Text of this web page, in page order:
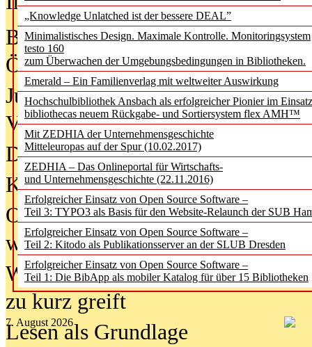
„Knowledge Unlatched ist der bessere DEAL”
Minimalistisches Design. Maximale Kontrolle. Monitoringsystem
testo 160
zum Überwachen der Umgebungsbedingungen in Bibliotheken.
Emerald – Ein Familienverlag mit weltweiter Auswirkung
Hochschulbibliothek Ansbach als erfolgreicher Pionier im
bibliothecas neuem Rückgabe- und Sortiersystem flex AMH™
Mit ZEDHIA der Unternehmensgeschichte
Mitteleuropas auf der Spur (10.02.2017)
ZEDHIA – Das Onlineportal für Wirtschafts-
und Unternehmensgeschichte (22.11.2016)
Erfolgreicher Einsatz von Open Source Software –
Teil 3: TYPO3 als Basis für den Website-Relaunch der SUB
Erfolgreicher Einsatz von Open Source Software –
Teil 2: Kitodo als Publikationsserver an der SLUB Dresden
Erfolgreicher Einsatz von Open Source Software –
Teil 1: Die BibApp als mobiler Katalog für über 15 Bibliotheken
7. August 2026
Bürgerforum fordert mehr
Öffentlichkeit
Jugendliche wollen besseren
Verbote
Digitale Langzeit­archi­vierung
KI-Chatbots werden Teil der
Offene Infrastrukturen für
wissenschaftliche
Warum die Debatte über KI-Texte
zu kurz greift
Lesen als Grundlage